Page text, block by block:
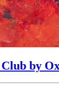
by